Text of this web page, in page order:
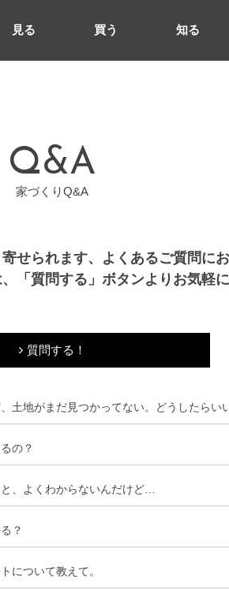
見る 買う 知る
Q&A
家づくりQ&A
せられます、よくあるご質問にお
「質問する」ボタンよりお気軽
質問する！
土地がまだ見つかってない。どうしたらい
の？
、よくわからないんだけど…
？
について教えて。